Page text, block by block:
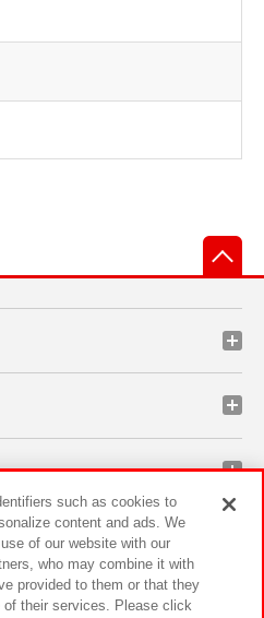
such as cookies to
content and ads. We
of our website with our
who may combine it with
provided to them or that they
of their services. Please click